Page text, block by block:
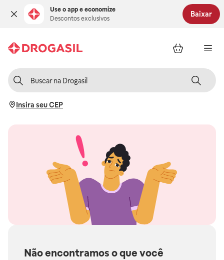
Use o app e economize
Descontos exclusivos
Baixar
Insira seu CEP
Não encontramos o que você